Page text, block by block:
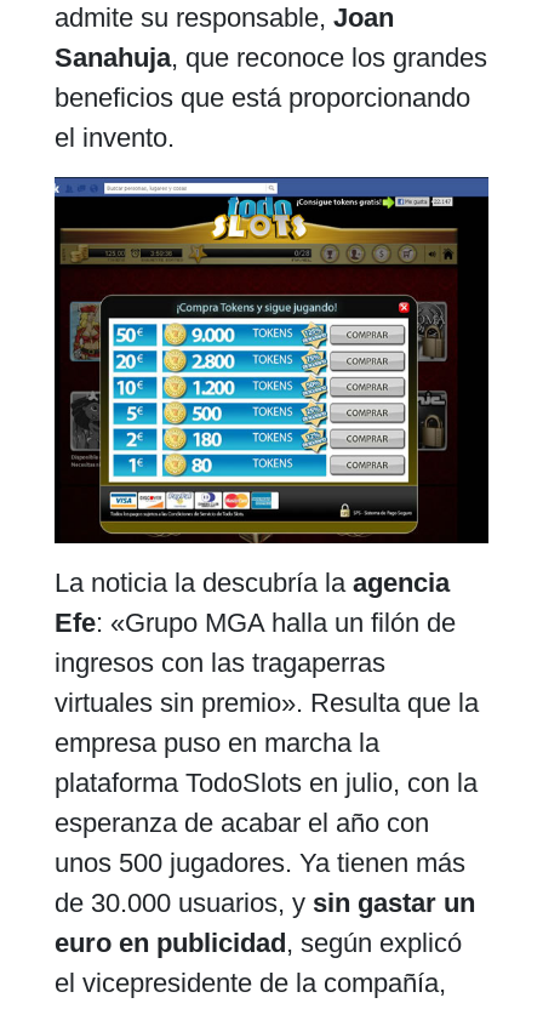
admite su responsable, Joan
Sanahuja, que reconoce los grandes
beneficios que está proporcionando
el invento.
La noticia la descubría la agencia
Efe: «Grupo MGA halla un filón de
ingresos con las tragaperras
virtuales sin premio». Resulta que la
empresa puso en marcha la
plataforma TodoSlots en julio, con la
esperanza de acabar el año con
unos 500 jugadores. Ya tienen más
de 30.000 usuarios, y sin gastar un
euro en publicidad, según explicó
el vicepresidente de la compañía,